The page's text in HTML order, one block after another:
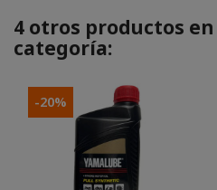
4 otros productos
categoría:
-20%